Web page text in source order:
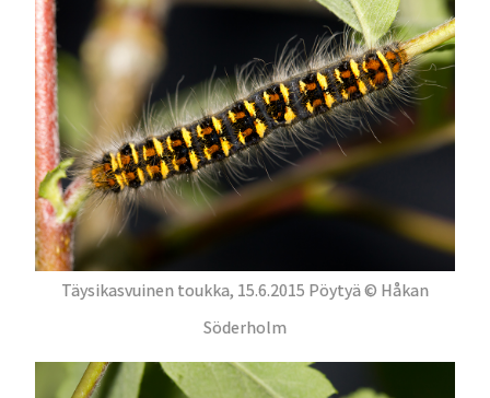
Täysikasvuinen toukka, 15.6.2015 Pöytyä © Håkan
Söderholm